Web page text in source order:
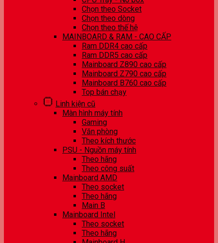
Chọn theo Socket
Chọn theo dòng
Chọn theo thế hệ
MAINBOARD & RAM - CAO CẤP
Ram DDR4 cao cấp
Ram DDR5 cao cấp
Mainboard Z890 cao cấp
Mainboard Z790 cao cấp
Mainboard B760 cao cấp
Top bán chạy
Linh kiện cũ
Màn hình máy tính
Gaming
Văn phòng
Theo kích thước
PSU - Nguồn máy tính
Theo hãng
Theo công suất
Mainboard AMD
Theo socket
Theo hãng
Main B
Mainboard Intel
Theo socket
Theo hãng